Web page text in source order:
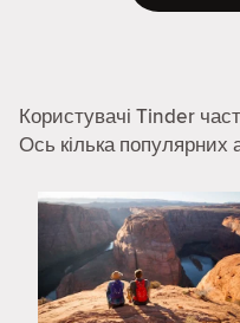
Користувачі Tinder
Ось кілька популярних